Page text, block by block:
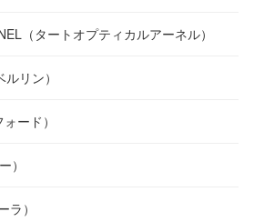
（タートオプティカルアーネル）
リン）
ード）
）
ラ）